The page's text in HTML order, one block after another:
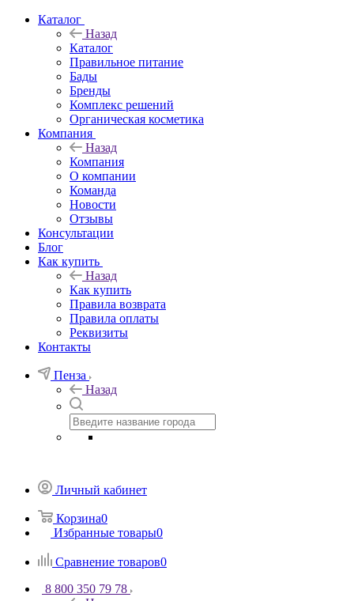
Каталог
Назад
Каталог
Правильное питание
Бады
Бренды
Комплекс решений
Органическая косметика
Компания
Назад
Компания
О компании
Команда
Новости
Отзывы
Консультации
Блог
Как купить
Назад
Как купить
Правила возврата
Правила оплаты
Реквизиты
Контакты
Пенза
Назад
Личный кабинет
Корзина0
Избранные товары0
Сравнение товаров0
8 800 350 79 78